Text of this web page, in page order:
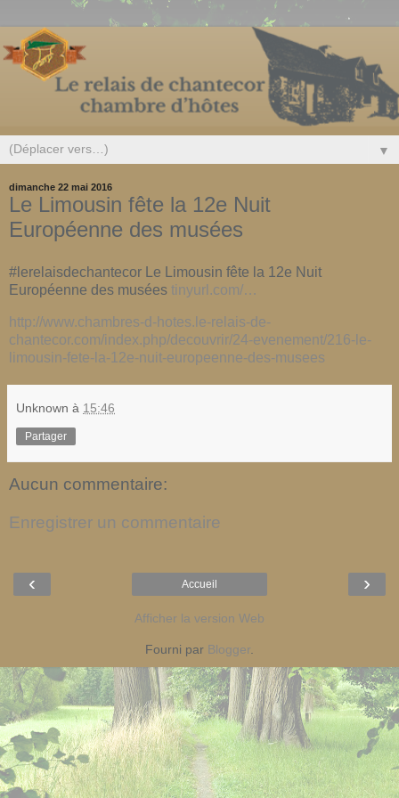
▼
dimanche 22 mai 2016
Le Limousin fête la 12e Nuit
Européenne des musées
#lerelaisdechantecor Le Limousin fête la 12e Nuit
Européenne des musées tinyurl.com/…
http://www.chambres-d-hotes.le-relais-de-
chantecor.com/index.php/decouvrir/24-evenement/216-le-
limousin-fete-la-12e-nuit-europeenne-des-musees
Unknown à 15:46
Partager
Aucun commentaire:
Enregistrer un commentaire
‹ ›
Accueil
Afficher la version Web
Fourni par Blogger